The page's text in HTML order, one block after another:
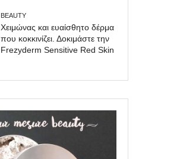
BEAUTY
Χειμώνας και ευαίσθητο δέρμα
που κοκκινίζει. Δοκιμάστε την
Frezyderm Sensitive Red Skin